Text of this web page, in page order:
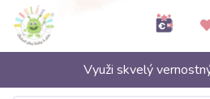
Využi skvelý